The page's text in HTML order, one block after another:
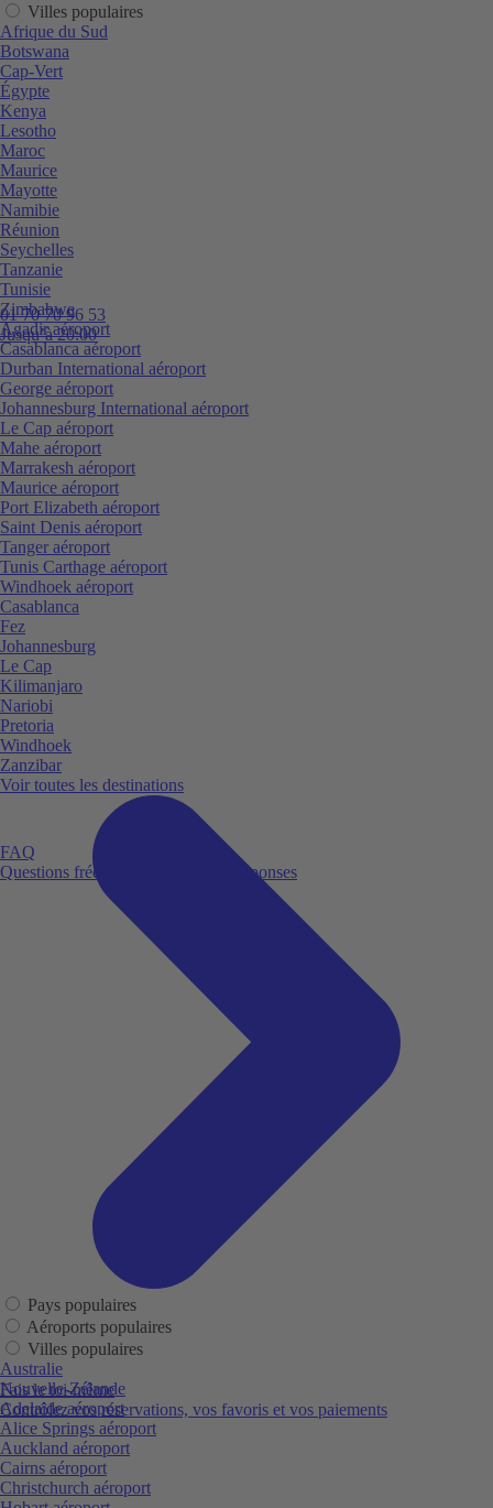
01 70 70 96 53
Jusqu’à 20:00
FAQ
Questions fréquemment posées et réponses
Fais le toi-même
Contrôlez vos réservations, vos favoris et vos paiements
Villes populaires
Afrique du Sud
Botswana
Cap-Vert
Égypte
Kenya
Lesotho
Maroc
Maurice
Mayotte
Namibie
Réunion
Seychelles
Tanzanie
Tunisie
Zimbabwe
Agadir aéroport
Casablanca aéroport
Durban International aéroport
George aéroport
Johannesburg International aéroport
Le Cap aéroport
Mahe aéroport
Marrakesh aéroport
Maurice aéroport
Port Elizabeth aéroport
Saint Denis aéroport
Tanger aéroport
Tunis Carthage aéroport
Windhoek aéroport
Casablanca
Fez
Johannesburg
Le Cap
Kilimanjaro
Nariobi
Pretoria
Windhoek
Zanzibar
Voir toutes les destinations
Pays populaires
Aéroports populaires
Villes populaires
Australie
Nouvelle-Zélande
Adelaide aéroport
Alice Springs aéroport
Auckland aéroport
Cairns aéroport
Christchurch aéroport